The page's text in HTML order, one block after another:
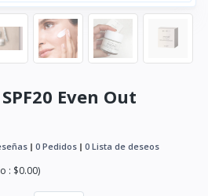
Even Out
0 Pedidos 0 Lista de deseos
: $0.00)